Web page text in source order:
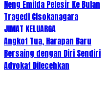
Neng Emilda Pelesir Ke Bulan
Tragedi Cisokanagara
JIMAT KELUARGA
Angkot Tua, Harapan Baru
Bersaing dengan Diri Sendiri
Advokat Dilecehkan